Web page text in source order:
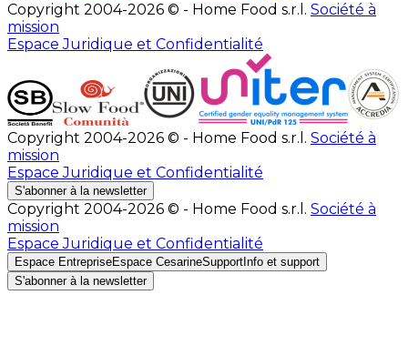
Copyright 2004-2026 © - Home Food s.r.l. Société à
mission
Espace Juridique et Confidentialité
Copyright 2004-2026 © - Home Food s.r.l. Société à
mission
Espace Juridique et Confidentialité
S'abonner à la newsletter
Copyright 2004-2026 © - Home Food s.r.l. Société à
mission
Espace Juridique et Confidentialité
Espace EntrepriseEspace CesarineSupport Info et support
S'abonner à la newsletter